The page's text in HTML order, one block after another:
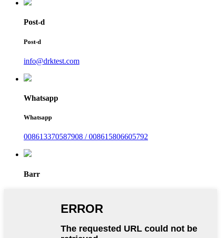
Post-d
Post-d
info@drktest.com
Whatsapp
Whatsapp
008613370587908 / 008615806605792
Barr